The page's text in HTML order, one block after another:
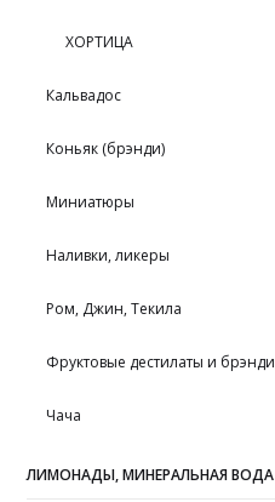
ХОРТИЦА
Кальвадос
Коньяк (брэнди)
Миниатюры
Наливки, ликеры
Ром, Джин, Текила
Фруктовые дестилаты и брэнди
Чача
ЛИМОНАДЫ, МИНЕРАЛЬНАЯ ВОДА